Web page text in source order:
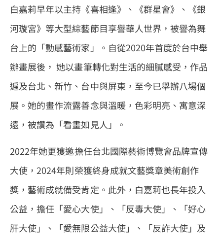
白嘉莉早年以主持《喜相逢》、《群星會》、《銀
河璇宮》等大型綜藝節目享譽華人世界，被譽為舞
台上的「動感藝術家」。自從2020年首度於台中舉
辦畫展後， 她以畫筆轉化對生活的細膩感受，作品
遍及台北、新竹、台中與屏東，至今已舉辦八場個
展。她的畫作流露善念與溫暖，色彩明亮、寓意深
遠，被讚為「看畫如見人」。
2022年她更獲邀擔任台北國際藝術博覽會品牌宣傳
大使，2024年則榮獲終身成就文藝獎章美術創作
獎，藝術成就備受肯定。此外，白嘉莉也長年投入
公益，擔任「愛心大使」、「反毒大使」、「好心
肝大使」、「愛無限公益大使」、「反詐大使」及